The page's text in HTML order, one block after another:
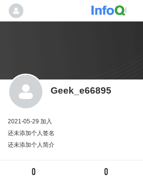
Geek_e66895
2021-05-29 加入
还未添加个人签名
还未添加个人简介
0 0